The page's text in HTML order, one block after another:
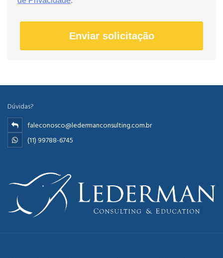
Enviar solicitação
Dúvidas?
faleconosco@ledermanconsulting.com.br
(11) 99788-6745